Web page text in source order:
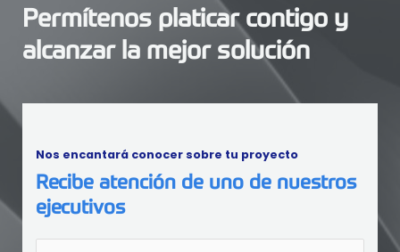
Permítenos platicar contigo y
alcanzar la mejor solución
Nos encantará conocer sobre tu proyecto
Recibe atención de uno de nuestros
ejecutivos